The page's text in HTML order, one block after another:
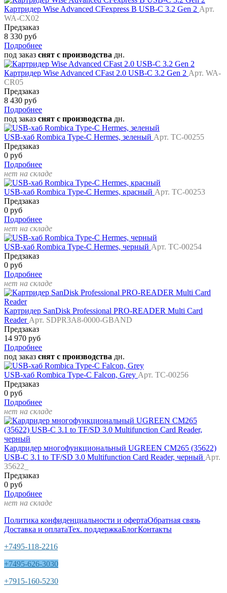
Картридер Wise Advanced CFexpress B USB-C 3.2 Gen 2 Арт.
WA-CX02
Предзаказ
8 330 руб
Подробнее
под заказ снят с производства дн.
Картридер Wise Advanced CFast 2.0 USB-C 3.2 Gen 2 Арт. WA-
CR05
Предзаказ
8 430 руб
Подробнее
под заказ снят с производства дн.
USB-хаб Rombica Type-C Hermes, зеленый Арт. TC-00255
Предзаказ
0 руб
Подробнее
нет на складе
USB-хаб Rombica Type-C Hermes, красный Арт. TC-00253
Предзаказ
0 руб
Подробнее
нет на складе
USB-хаб Rombica Type-C Hermes, черный Арт. TC-00254
Предзаказ
0 руб
Подробнее
нет на складе
Картридер SanDisk Professional PRO-READER Multi Card
Reader Арт. SDPR3A8-0000-GBAND
Предзаказ
14 970 руб
Подробнее
под заказ снят с производства дн.
USB-хаб Rombica Type-C Falcon, Grey Арт. TC-00256
Предзаказ
0 руб
Подробнее
нет на складе
Кардридер многофункциональный UGREEN CM265 (35622)
USB-C 3.1 to TF/SD 3.0 Multifunction Card Reader, черный Арт.
35622_
Предзаказ
0 руб
Подробнее
нет на складе
Политика конфиденциальности и офертаОбратная связь
Доставка и оплатаТех. поддержкаБлогКонтакты
+7495-118-2216
+7495-626-3030
+7915-160-5230